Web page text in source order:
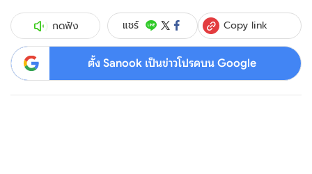
กดฟัง แชร์ Copy link
ตั้ง Sanook เป็นข่าวโปรดบน Google